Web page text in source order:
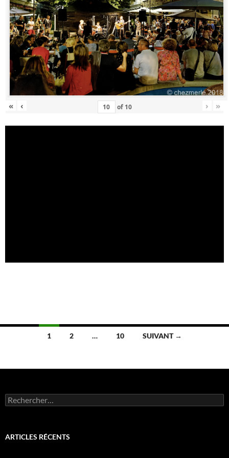
« ‹ of 10 › »
Navigation
articles
1 2 … 10 SUIVANT →
Rechercher :
ARTICLES RÉCENTS